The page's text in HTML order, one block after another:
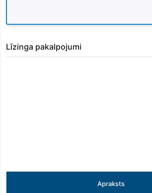
Līzinga pakalpojumi
Apraksts